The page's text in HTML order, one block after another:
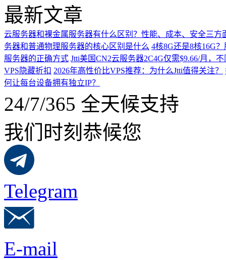
最新文章
云服务器和裸金属服务器有什么区别？性能、成本、安全三方
务器和普通物理服务器的核心区别是什么 4核8G还是8核16G
服务器的正确方式 Jtti美国CN2云服务器2C4G仅需$9.66/月，
VPS隐藏折扣 2026年高性价比VPS推荐：为什么Jtti值得关注？
何让每台设备拥有独立IP？
24/7/365 全天候支持
我们时刻恭候您
Telegram
E-mail